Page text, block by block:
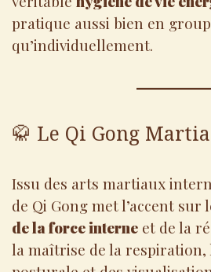
pratique aussi bien en
qu’individuellement.
🥋 Le Qi Gong
Issu des arts martiaux
de Qi Gong met l’accent sur
de la force interne et de la
la maîtrise de la respiration,